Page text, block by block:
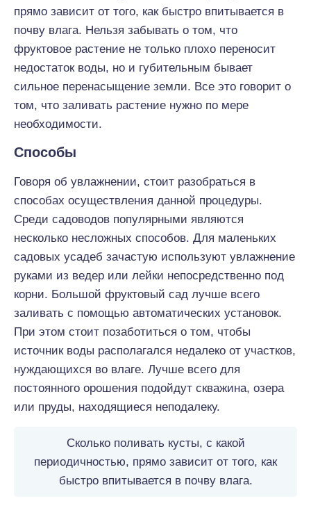
прямо зависит от того, как быстро впитывается в
почву влага. Нельзя забывать о том, что
фруктовое растение не только плохо переносит
недостаток воды, но и губительным бывает
сильное перенасыщение земли. Все это говорит о
том, что заливать растение нужно по мере
необходимости.
Способы
Говоря об увлажнении, стоит разобраться в
способах осуществления данной процедуры.
Среди садоводов популярными являются
несколько несложных способов. Для маленьких
садовых усадеб зачастую используют увлажнение
руками из ведер или лейки непосредственно под
корни. Большой фруктовый сад лучше всего
заливать с помощью автоматических установок.
При этом стоит позаботиться о том, чтобы
источник воды располагался недалеко от участков,
нуждающихся во влаге. Лучше всего для
постоянного орошения подойдут скважина, озера
или пруды, находящиеся неподалеку.
Сколько поливать кусты, с какой
периодичностью, прямо зависит от того, как
быстро впитывается в почву влага.